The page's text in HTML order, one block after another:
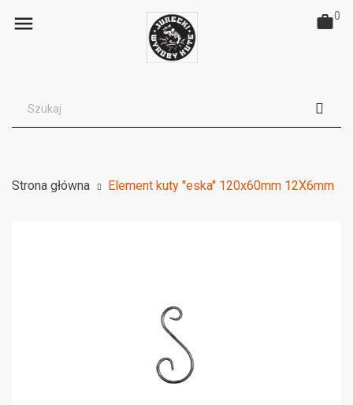
 0
Strona główna Element kuty "eska" 120x60mm 12X6mm